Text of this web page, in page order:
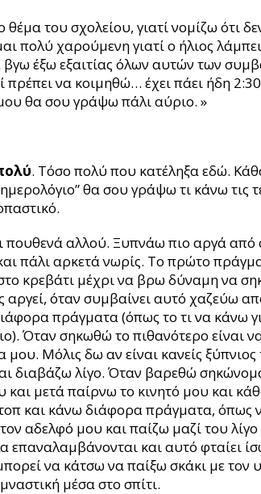
του σχολείου, γιατί νομίζω ότι
πολύ χαρούμενη γιατί ο ήλιος
έξω εξαιτίας όλων αυτών των
πρέπει να κοιμηθώ… έχει πάει ήδη
θα σου γράψω πάλι αύριο. »
. Τόσο πολύ που κατέληξα εδώ.
θα σου γράψω τι κάνω τις
πουθενά αλλού. Ξυπνάω πιο αργά
πάλι αρκετά νωρίς. Το πρώτο
κρεβάτι μέχρι να βρω δύναμη να
αργεί, όταν συμβαίνει αυτό χαζεύω
πράγματα (όπως το τι να κάνω
Όταν σηκωθώ το πιθανότερο είναι
μου. Μόλις δω αν είναι κανείς
διαβάζω λίγο. Όταν βαρεθώ
και μετά παίρνω το κινητό μου και
και κάνω διάφορα πράγματα, όπως
αδελφό μου και παίζω μαζί του
επαναλαμβάνονται και αυτό φταίει
να κάτσω να παίξω σκάκι με τον
μέσα στο σπίτι.